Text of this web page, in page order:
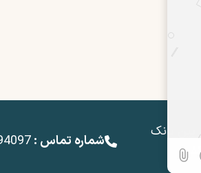
شیراز، فلکه گاز، نبش کوچه ۱۳، بین بانک
شماره تماس :